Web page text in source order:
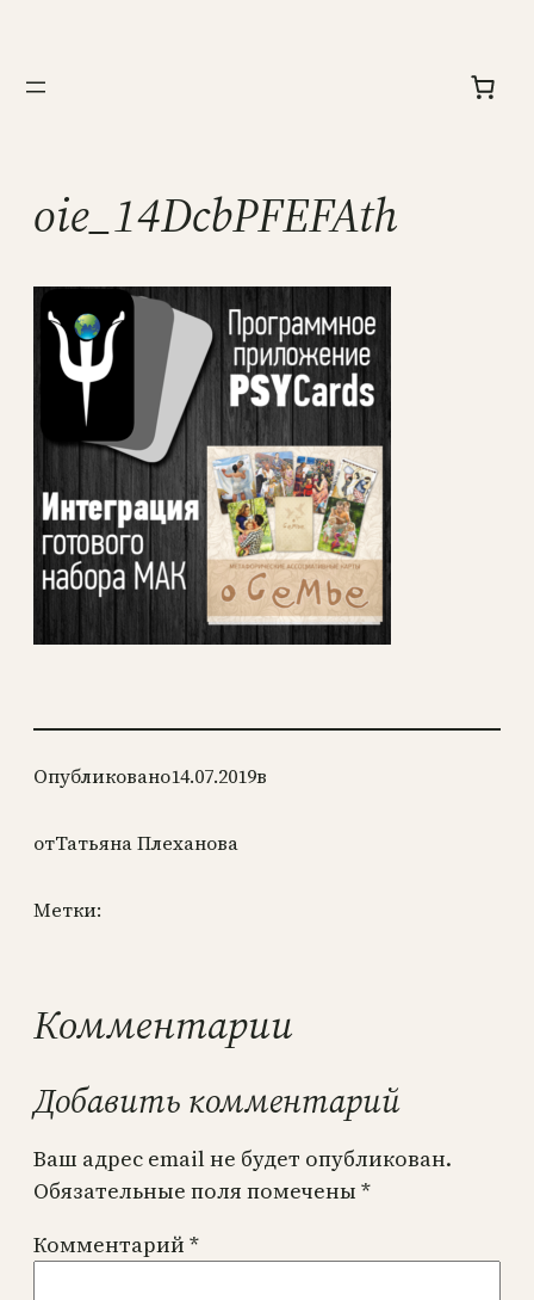
содержимому
oie_14DcbPFEFAth
Опубликовано14.07.2019в
отТатьяна Плеханова
Метки:
Комментарии
Добавить комментарий
Ваш адрес email не будет опубликован.
Обязательные поля помечены *
Комментарий *